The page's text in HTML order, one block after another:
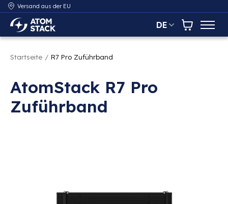
Versand aus der EU
AtomStack Europe DE
Startseite / R7 Pro Zuführband
AtomStack R7 Pro
Zuführband